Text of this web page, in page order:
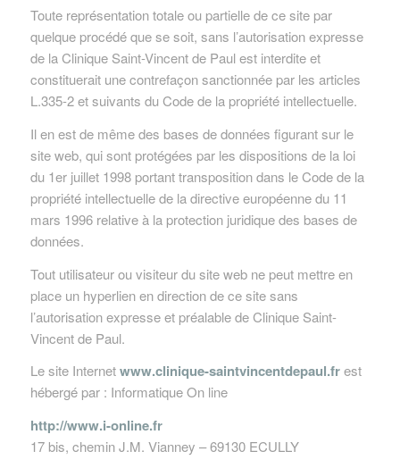
Toute représentation totale ou partielle de ce site par
quelque procédé que se soit, sans l’autorisation expresse
de la Clinique Saint-Vincent de Paul est interdite et
constituerait une contrefaçon sanctionnée par les articles
L.335-2 et suivants du Code de la propriété intellectuelle.
Il en est de même des bases de données figurant sur le
site web, qui sont protégées par les dispositions de la loi
du 1er juillet 1998 portant transposition dans le Code de la
propriété intellectuelle de la directive européenne du 11
mars 1996 relative à la protection juridique des bases de
données.
Tout utilisateur ou visiteur du site web ne peut mettre en
place un hyperlien en direction de ce site sans
l’autorisation expresse et préalable de Clinique Saint-
Vincent de Paul.
Le site Internetwww.clinique-saintvincentdepaul.frest
hébergé par : Informatique On line
http://www.i-online.fr
17 bis, chemin J.M. Vianney – 69130 ECULLY